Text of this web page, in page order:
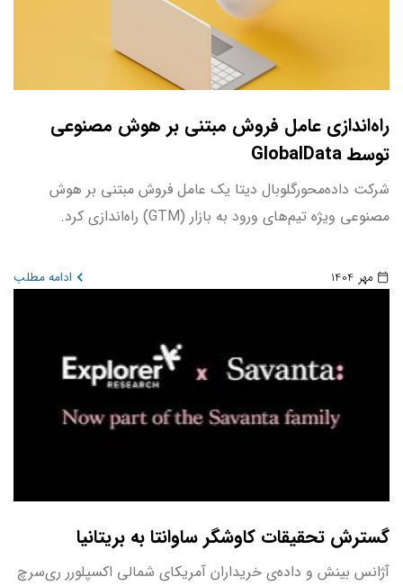
راه‌اندازی عامل فروش مبتنی بر هوش مصنوعی
توسط GlobalData
شرکت داده‌محورگلوبال دیتا یک عامل فروش مبتنی بر هوش
مصنوعی ویژه تیم‌های ورود به بازار (GTM) راه‌اندازی کرد.
مهر 1404 ادامه مطلب
گسترش تحقیقات کاوشگر ساوانتا به بریتانیا
آژانس بینش و داده‌ی خریداران آمریکای شمالی اکسپلورر ری‌سرچ